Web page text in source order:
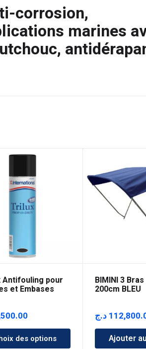
corrosion,
marines
Antifouling pour
et Embases
des options
BIMINI 3 Bras
200cm BLEU
د.ج
Ajouter